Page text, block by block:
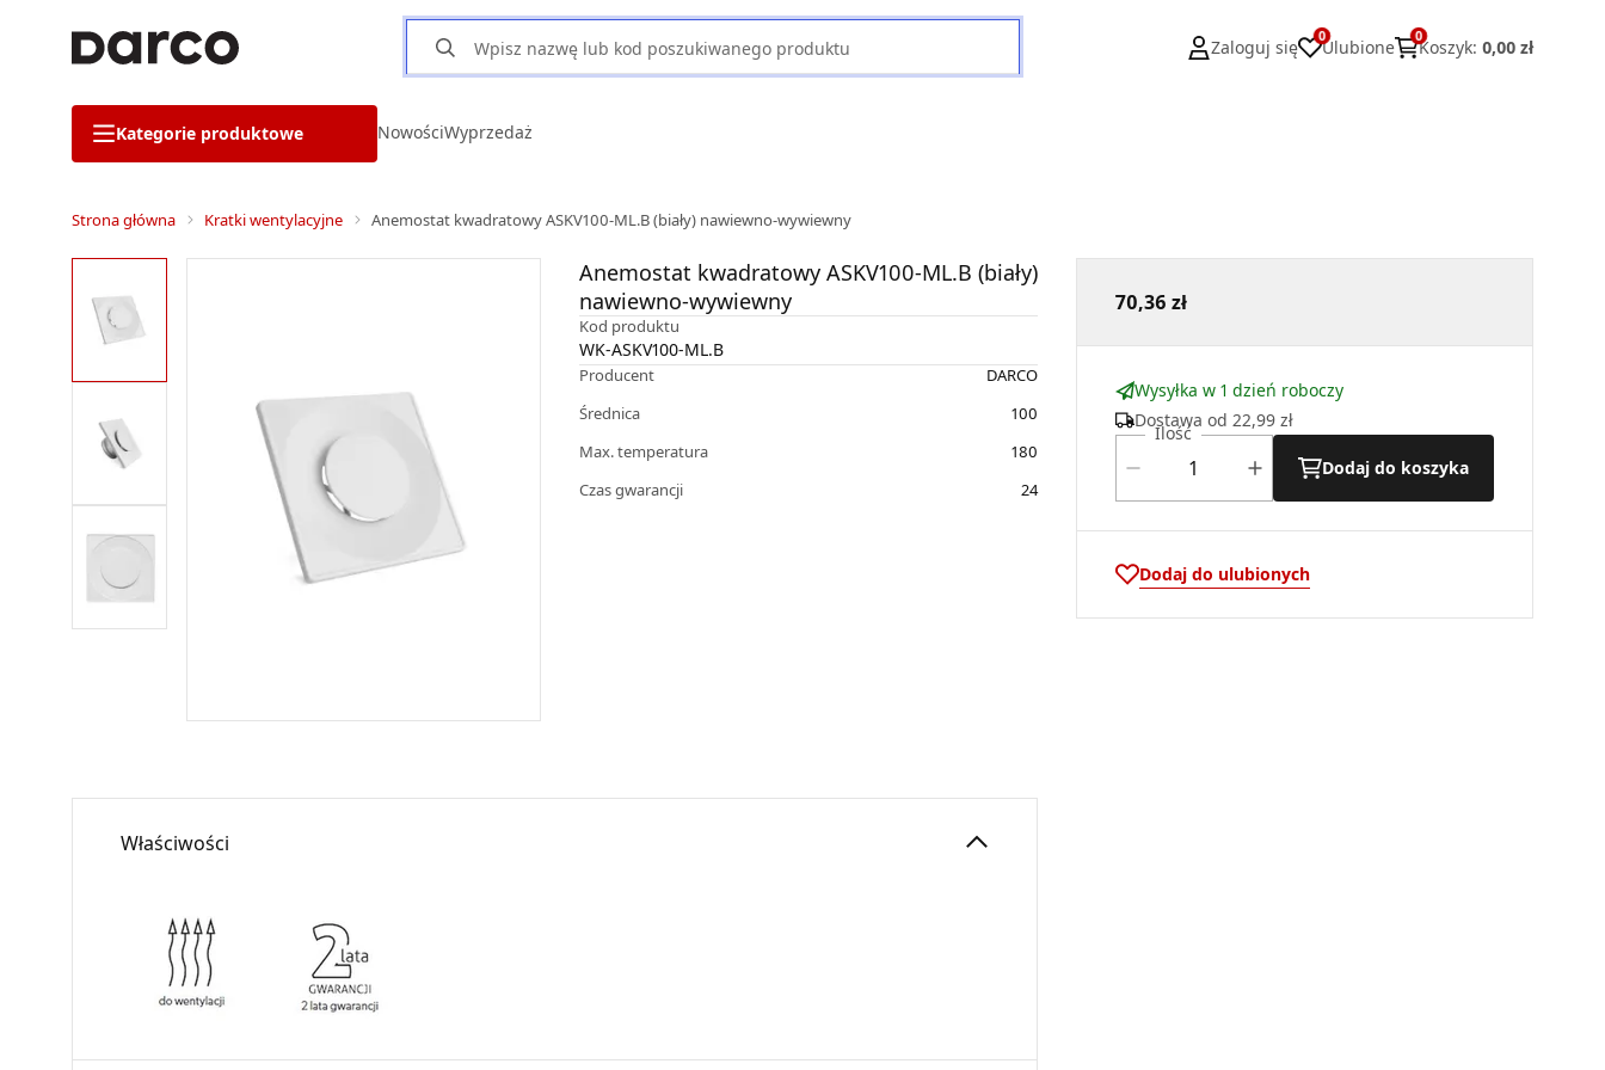
Zaloguj się
0
Ulubione
0
Koszyk: 0,00 zł
Kategorie produktowe NowościWyprzedaż
Strona główna Kratki wentylacyjne Anemostat kwadratowy ASKV100-ML.B (biały) nawiewno-wywiewny
Anemostat kwadratowy ASKV100-ML.B (biały)
nawiewno-wywiewny
Kod produktu
WK-ASKV100-ML.B
Producent
DARCO
Średnica
100
Max. temperatura
180
Czas gwarancji
24
70,36 zł
Wysyłka w 1 dzień roboczy
Dostawa od 22,99 zł
Ilość
Dodaj do koszyka
Dodaj do ulubionych
Właściwości